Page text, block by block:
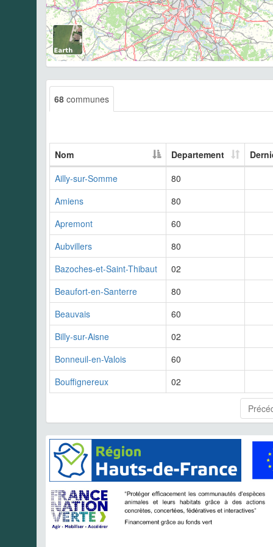
68 communes
Nom Departement
Ailly-sur-Somme
80
Amiens
80
Apremont
60
Aubvillers
80
Bazoches-et-Saint-Thibaut
02
Beaufort-en-Santerre
80
Beauvais
60
Billy-sur-Aisne
02
Bonneuil-en-Valois
60
Bouffignereux
02